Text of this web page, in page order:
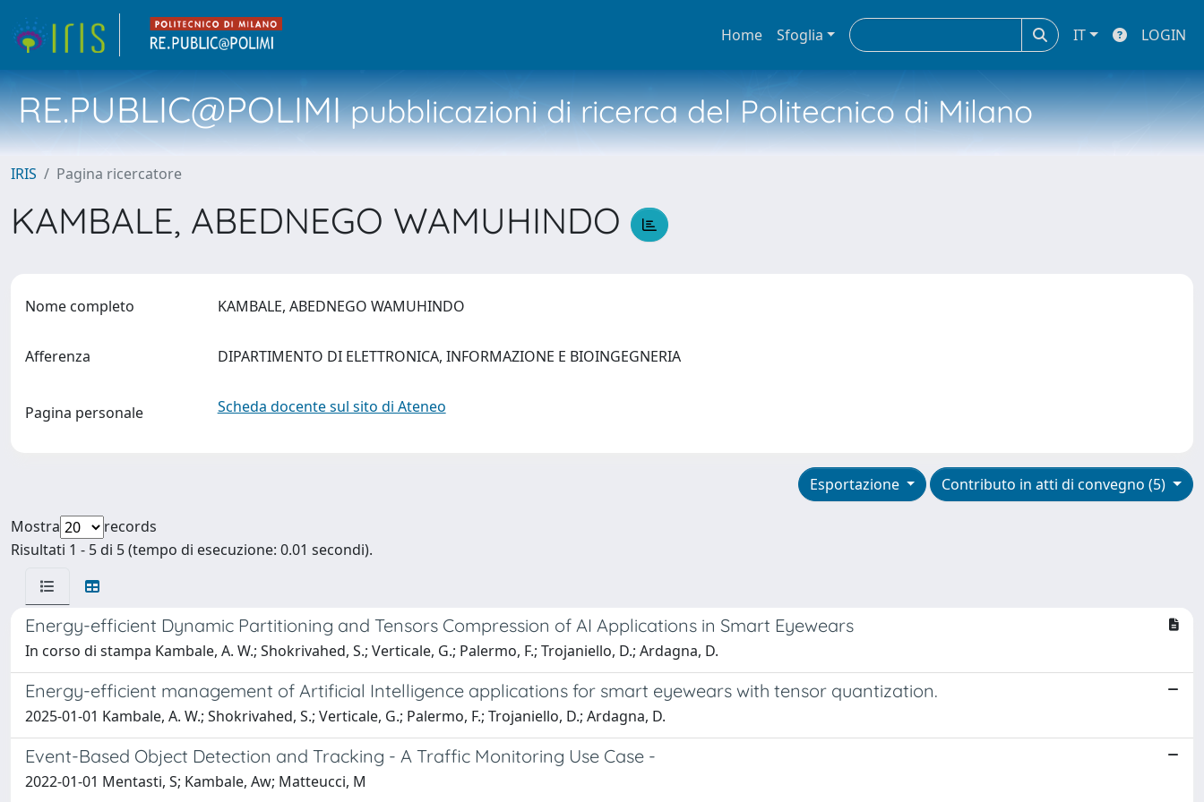
Home Sfoglia IT LOGIN
RE.PUBLIC@POLIMIpubblicazioni di ricerca del Politecnico di Milano
IRIS Pagina ricercatore
KAMBALE, ABEDNEGO WAMUHINDO
Nome completo KAMBALE, ABEDNEGO WAMUHINDO
Afferenza DIPARTIMENTO DI ELETTRONICA, INFORMAZIONE E BIOINGEGNERIA
Pagina personale Scheda docente sul sito di Ateneo
Contributo in atti di convegno (5)
Esportazione
Mostra
records
Risultati 1 - 5 di 5 (tempo di esecuzione: 0.01 secondi).
Energy-efficient Dynamic Partitioning and Tensors Compression of AI Applications in Smart Eyewears
In corso di stampa Kambale, A. W.; Shokrivahed, S.; Verticale, G.; Palermo, F.; Trojaniello, D.; Ardagna, D.
Energy-efficient management of Artificial Intelligence applications for smart eyewears with tensor quantization.
2025-01-01 Kambale, A. W.; Shokrivahed, S.; Verticale, G.; Palermo, F.; Trojaniello, D.; Ardagna, D.
Event-Based Object Detection and Tracking - A Traffic Monitoring Use Case -
2022-01-01 Mentasti, S; Kambale, Aw; Matteucci, M